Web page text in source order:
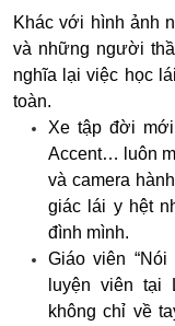
Khác với hình ảnh
và những người
nghĩa lại việc học
toàn.
Xe tập đời mới
Accent… luôn
và camera
giác lái y hệt
đình mình.
Giáo viên “Nói
luyện viên tại
không chỉ về